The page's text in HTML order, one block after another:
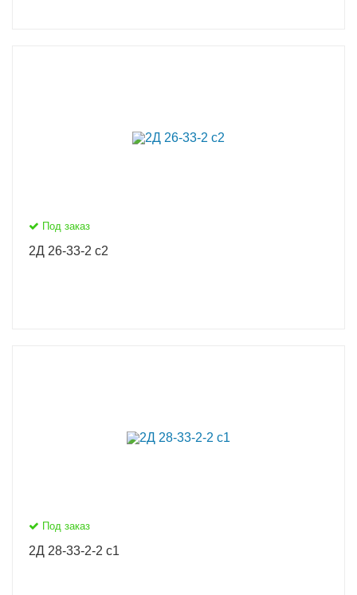
Под заказ
2Д 26-33-2 с2
Под заказ
2Д 28-33-2-2 с1